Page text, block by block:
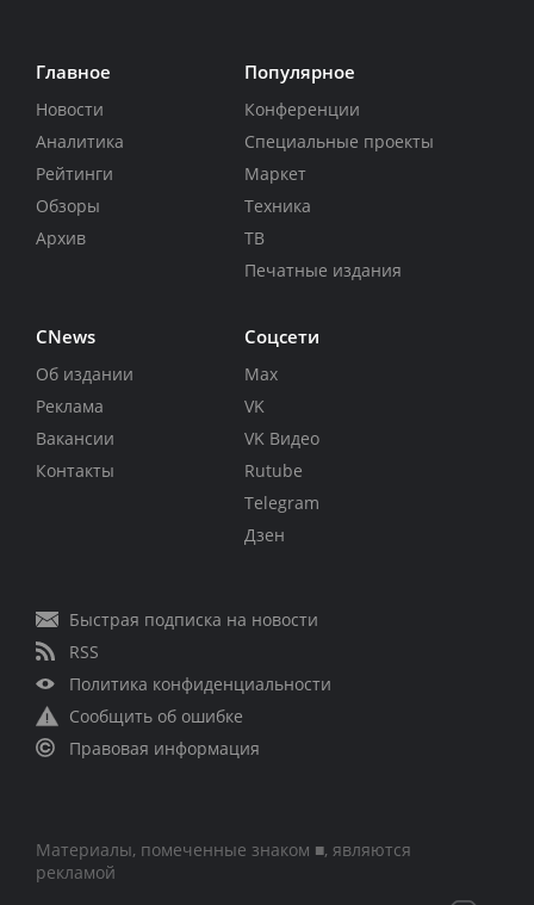
Главное
Новости
Аналитика
Рейтинги
Обзоры
Архив
Популярное
Конференции
Специальные проекты
Маркет
Техника
ТВ
Печатные издания
CNews
Об издании
Реклама
Вакансии
Контакты
Соцсети
Max
VK
VK Видео
Rutube
Telegram
Дзен
Быстрая подписка на новости
RSS
Политика конфиденциальности
Сообщить об ошибке
Правовая информация
Материалы, помеченные знаком ■, являются
рекламой